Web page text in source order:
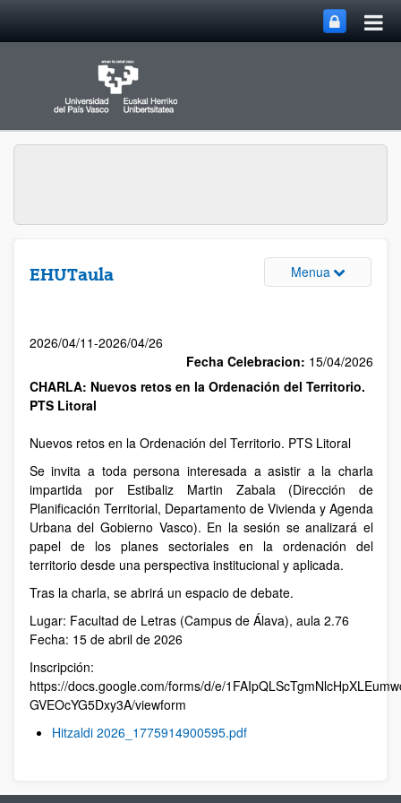
EHUTaula Menua
2026/04/11-2026/04/26
Fecha Celebracion: 15/04/2026
CHARLA: Nuevos retos en la Ordenación del Territorio.
PTS Litoral
Nuevos retos en la Ordenación del Territorio. PTS Litoral
Se invita a toda persona interesada a asistir a la charla
impartida por Estibaliz Martin Zabala (Dirección de
Planificación Territorial, Departamento de Vivienda y Agenda
Urbana del Gobierno Vasco). En la sesión se analizará el
papel de los planes sectoriales en la ordenación del
territorio desde una perspectiva institucional y aplicada.
Tras la charla, se abrirá un espacio de debate.
Lugar: Facultad de Letras (Campus de Álava), aula 2.76
Fecha: 15 de abril de 2026
Inscripción:
https://docs.google.com/forms/d/e/
GVEOcYG5Dxy3A/viewform
Hitzaldi 2026_1775914900595.pdf